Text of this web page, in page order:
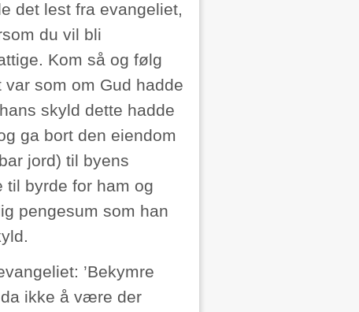
det lest fra evangeliet,
du vil bli
Kom så og følg
var som om Gud hadde
skyld dette hadde
ga bort den eiendom
jord) til byens
byrde for ham og
pengesum som han
’Bekymre
da ikke å være der